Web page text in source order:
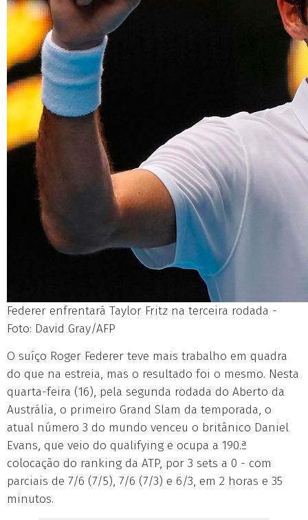
Federer enfrentará Taylor Fritz na terceira rodada -
Foto: David Gray/AFP
O suíço Roger Federer teve mais trabalho em quadra
do que na estreia, mas o resultado foi o mesmo. Nesta
quarta-feira (16), pela segunda rodada do Aberto da
Austrália, o primeiro Grand Slam da temporada, o
atual número 3 do mundo venceu o britânico Daniel
Evans, que veio do qualifying e ocupa a 190.ª
colocação do ranking da ATP, por 3 sets a 0 - com
parciais de 7/6 (7/5), 7/6 (7/3) e 6/3, em 2 horas e 35
minutos.